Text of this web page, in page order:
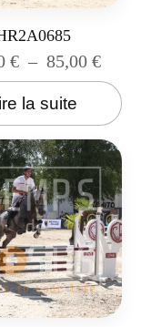
€ – 85,00€
la suite